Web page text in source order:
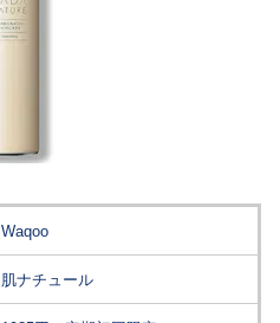
Waqoo
肌ナチュール